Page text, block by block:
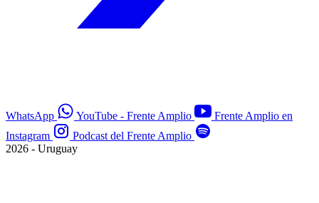
WhatsApp YouTube - Frente Amplio
Frente Amplio en
Instagram
Podcast del Frente Amplio
2026 - Uruguay